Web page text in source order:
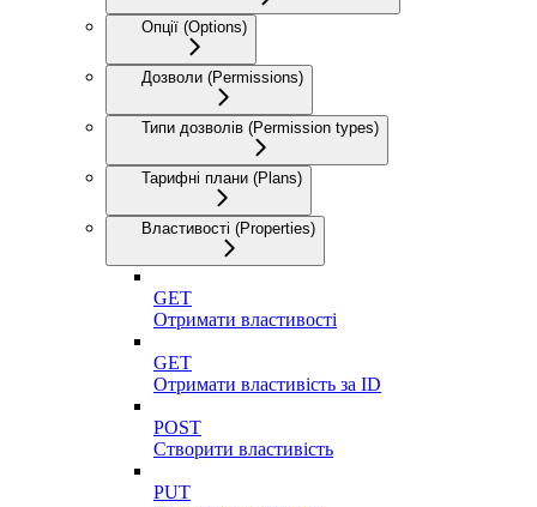
Опції (Options)
Дозволи (Permissions)
Типи дозволів (Permission types)
Тарифні плани (Plans)
Властивості (Properties)
GET
Отримати властивості
GET
Отримати властивість за ID
POST
Створити властивість
PUT